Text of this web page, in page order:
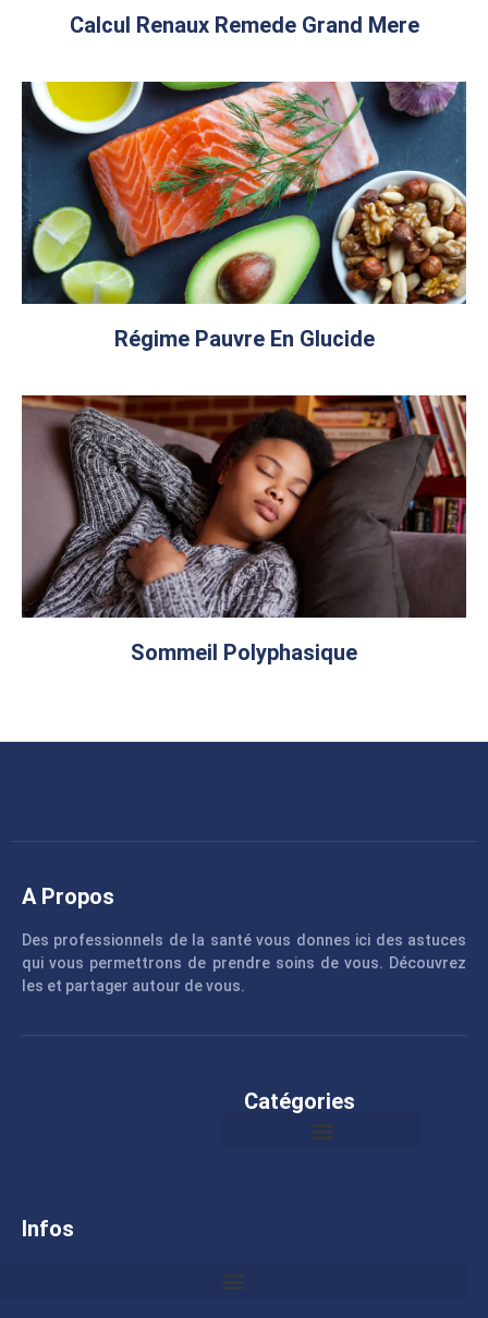
Calcul Renaux Remede Grand Mere
Régime Pauvre En Glucide
Sommeil Polyphasique
A Propos
Des professionnels de la santé vous donnes ici des astuces
qui vous permettrons de prendre soins de vous. Découvrez
les et partager autour de vous.
Catégories
Infos